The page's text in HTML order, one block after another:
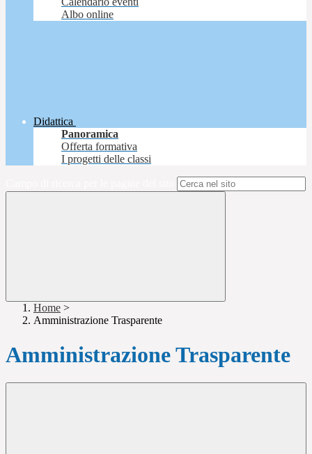
Albo online
Didattica
Panoramica
Offerta formativa
I progetti delle classi
Home >
Amministrazione Trasparente
Amministrazione Trasparente